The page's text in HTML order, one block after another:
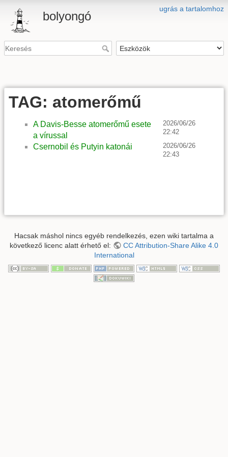
ugrás a tartalomhoz
bolyongó
TAG: atomerőmű
A Davis-Besse atomerőmű esete
a vírussal
2026/06/26
22:42
Csernobil és Putyin katonái
2026/06/26
22:43
Hacsak máshol nincs egyéb rendelkezés, ezen wiki tartalma a
következő licenc alatt érhető el:
CC Attribution-Share Alike 4.0
International